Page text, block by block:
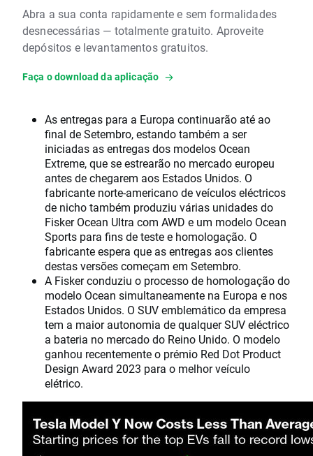
Abra a sua conta rapidamente e sem formalidades
desnecessárias — totalmente gratuito. Aproveite
depósitos e levantamentos gratuitos.
Faça o download da aplicação
As entregas para a Europa continuarão até ao
final de Setembro, estando também a ser
iniciadas as entregas dos modelos Ocean
Extreme, que se estrearão no mercado europeu
antes de chegarem aos Estados Unidos. O
fabricante norte-americano de veículos eléctricos
de nicho também produziu várias unidades do
Fisker Ocean Ultra com AWD e um modelo Ocean
Sports para fins de teste e homologação. O
fabricante espera que as entregas aos clientes
destas versões começam em Setembro.
A Fisker conduziu o processo de homologação do
modelo Ocean simultaneamente na Europa e nos
Estados Unidos. O SUV emblemático da empresa
tem a maior autonomia de qualquer SUV eléctrico
a bateria no mercado do Reino Unido. O modelo
ganhou recentemente o prémio Red Dot Product
Design Award 2023 para o melhor veículo
elétrico.